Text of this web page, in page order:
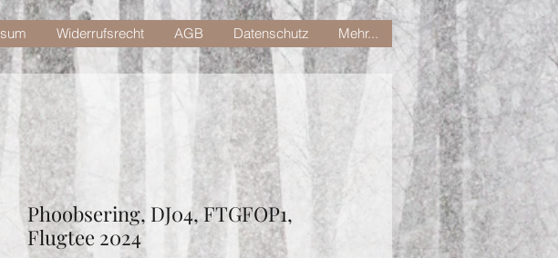
Widerrufsrecht AGB Datenschutz Mehr...
Phoobsering, DJ04, FTGFOP1,
Flugtee 2024